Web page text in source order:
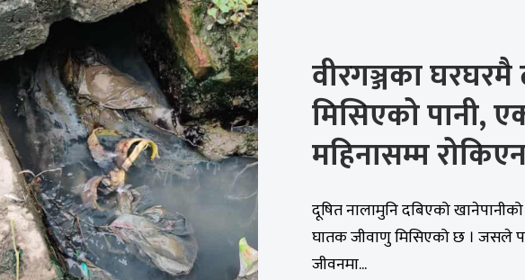
वीरगञ्जका
मिसिएको पानी,
महिनासम्म
दूषित नालामुनि दबिएको
घातक जीवाणु मिसिएको छ । जसले
जीवनमा...